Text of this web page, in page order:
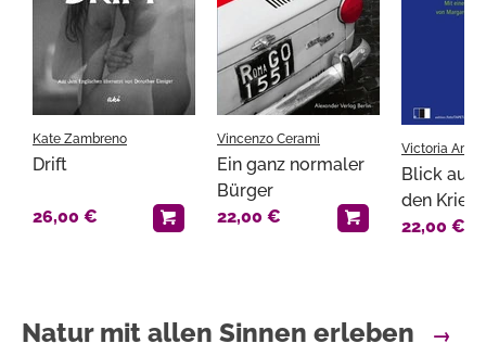
Kate Zambreno
Drift
26,00 €
Vincenzo Cerami
Ein ganz normaler
Bürger
22,00 €
Victoria
Blick auf
den Krieg
22,00 €
Natur mit allen Sinnen erleben
→